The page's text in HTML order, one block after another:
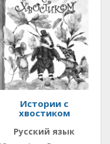
Истории с
хвостиком
Русский язык